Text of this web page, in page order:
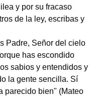
y por su fracaso
de la ley, escribas y
Padre, Señor del cielo
has escondido
sabios y entendidos y
la gente sencilla. Sí
parecido bien" (Mateo